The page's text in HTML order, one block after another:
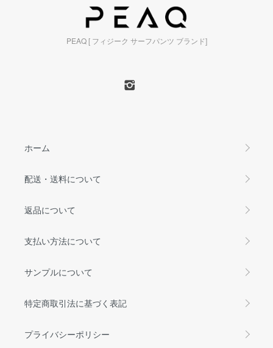
PEAQ [ フィジーク サーフパンツ ブランド]
ホーム
配送・送料について
返品について
支払い方法について
サンプルについて
特定商取引法に基づく表記
プライバシーポリシー